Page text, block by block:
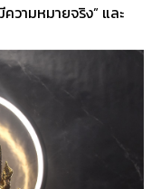
วามหมายจริง” และ